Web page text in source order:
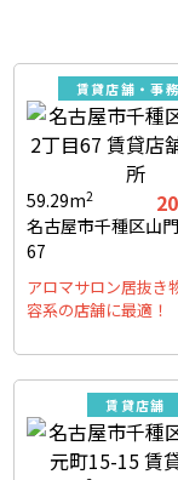
賃貸店舗・事
59.29m2
名古屋市千種区山
67
アロマサロン居抜
容系の店舗に最適！
賃貸店舗